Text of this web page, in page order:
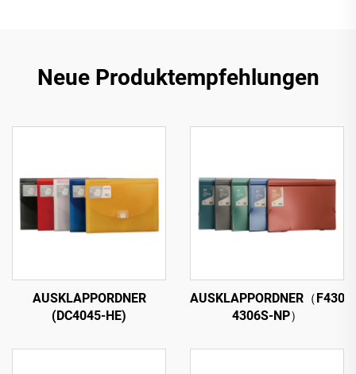
Neue Produktempfehlungen
AUSKLAPPORDNER
(DC4045-HE)
AUSKLAPPORDNER（
4306S-NP）